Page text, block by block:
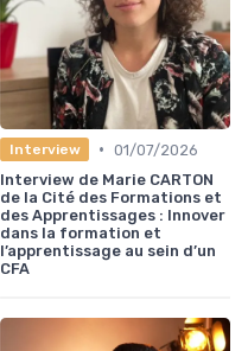
Interview • 01/07/2026
Interview de Marie CARTON
de la Cité des Formations et
des Apprentissages : Innover
dans la formation et
l’apprentissage au sein d’un
CFA